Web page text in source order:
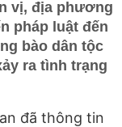
vị, địa phương
pháp luật đến
bào dân tộc
ra tình trạng
đã thông tin